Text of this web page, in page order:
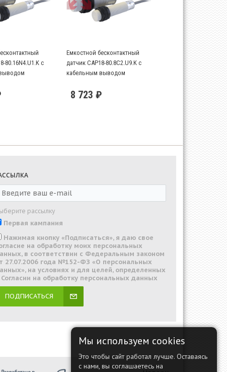
80.16N4.U1.K с
Емкостной бесконтактный
датчик CAP18-80.8C2.U9.K с
кабельным выводом
8 723 ₽
рассылку
Первая кампания
Нажимая кнопку «Подписаться», я даю свое
на обработку моих персональных
в соответствии с Федеральным законом
27.07.2006 года №152-ФЗ «О персональных
на условиях и для целей, определенных
Согласии на обработку персональных данных
ПОДПИСАТЬСЯ
Мы используем cookies
Это чтобы сайт работал лучше. Оставаясь
с нами, вы соглашаетесь на